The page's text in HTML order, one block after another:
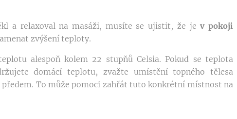
a relaxoval na masáži, musíte se ujistit, že jev pokoji
zvýšení teploty.
alespoň kolem 22 stupňů Celsia. Pokud se teplota
domácí teplotu, zvažte umístění topného tělesa
To může pomoci zahřát tuto konkrétní místnost na